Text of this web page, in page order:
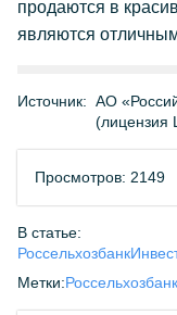
продаются в
являются
Источник: АО
Просмотров: 2149
В статье:
Россельхозбанк
Метки: